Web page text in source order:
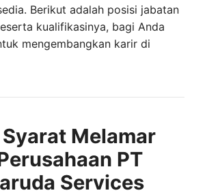
Berikut adalah posisi jabatan
kualifikasinya, bagi Anda
mengembangkan karir di
Melamar
PT
Services